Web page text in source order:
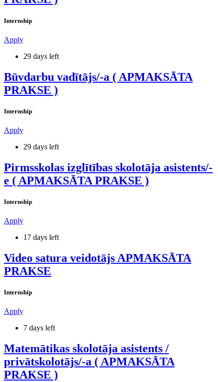
Internship
Apply
29 days left
Būvdarbu vadītājs/-a ( APMAKSĀTA
PRAKSE )
Internship
Apply
29 days left
Pirmsskolas izglītības skolotāja asistents/-
e ( APMAKSĀTA PRAKSE )
Internship
Apply
17 days left
Video satura veidotājs APMAKSĀTA
PRAKSE
Internship
Apply
7 days left
Matemātikas skolotāja asistents /
privātskolotājs/-a ( APMAKSĀTA
PRAKSE )